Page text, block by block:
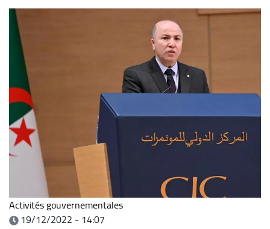
Activités gouvernementales
19/12/2022 - 14:07